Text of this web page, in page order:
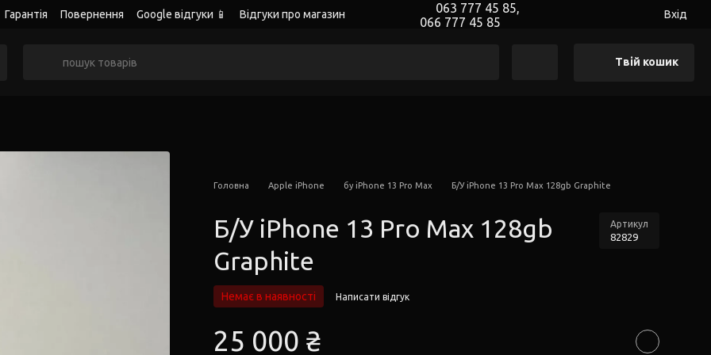
Гарантія Повернення Google відгуки 📱
Відгуки про магазин
063 777 45 85,
066 777 45 85
Вхід
Твій кошик
Головна Apple iPhone бу iPhone 13 Pro Max Б/У iPhone 13 Pro Max 128gb Graphite
Б/У iPhone 13 Pro Max 128gb
Graphite
Артикул
82829
Немає в наявності Написати відгук
25 000 ₴